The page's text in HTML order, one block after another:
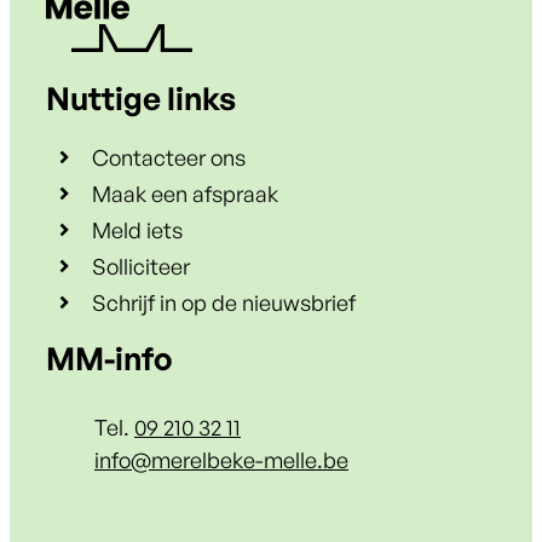
Nuttige links
Contacteer ons
Maak een afspraak
Meld iets
Solliciteer
Schrijf in op de nieuwsbrief
Contact & openingsuren
MM-info
09 210 32 11
E-mailinfo@merelbeke-melle.be